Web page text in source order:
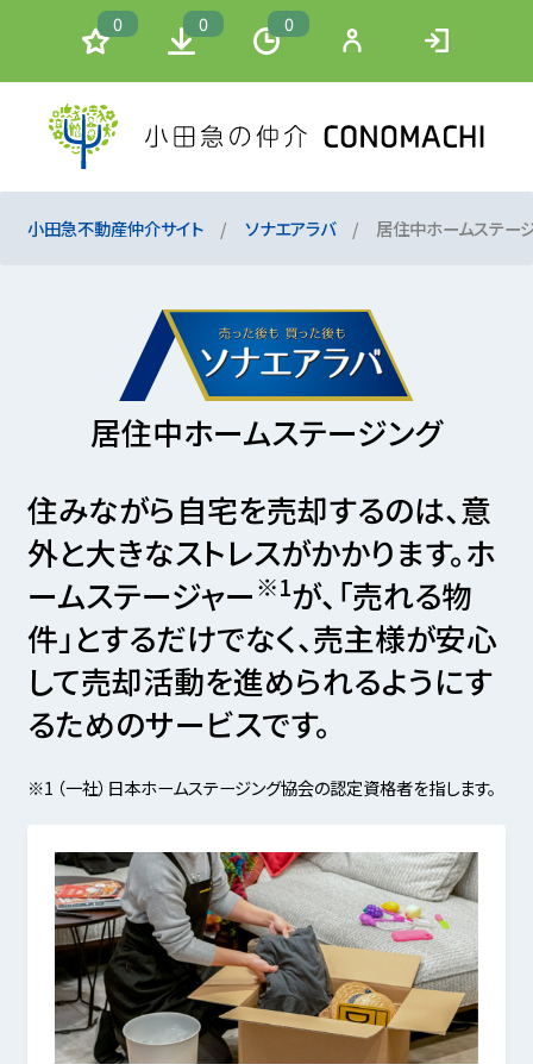
0 0 0
小田急不動産仲介サイト ソナエアラバ 居住中ホームステー
居住中ホームステージング
住みながら自宅を売却するのは、意
外と大きなストレスがかかります。ホ
ームステージャー※1が、「売れる物
件」とするだけでなく、売主様が安心
して売却活動を進められるようにす
るためのサービスです。
※1 （一社）日本ホームステージング協会の認定資格者を指します。